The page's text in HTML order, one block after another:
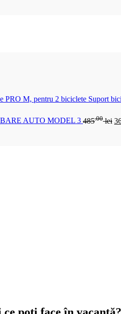
Suport
BARE AUTO MODEL 3 485.00 lei